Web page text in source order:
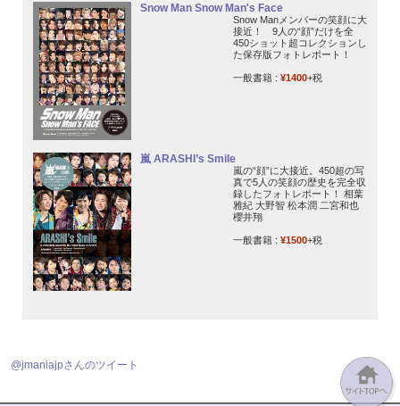
Snow Man Snow Man's Face
Snow Manメンバーの笑顔に大
接近！ 9人の“顔”だけを全
450ショット超コレクションし
た保存版フォトレポート！
一般書籍 : ¥1400+税
嵐 ARASHI’s Smile
嵐の“顔”に大接近。450超の写
真で5人の笑顔の歴史を完全収
録したフォトレポート！ 相葉
雅紀 大野智 松本潤 二宮和也
櫻井翔
一般書籍 : ¥1500+税
@jmaniajpさんのツイート